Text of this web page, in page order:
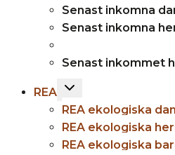
menu
Senast inkomna
Senast inkomna
Senast inkommet
REA Toggle
menu
REA ekologiska
REA ekologiska
REA ekologiska